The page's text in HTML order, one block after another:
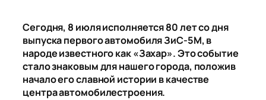
Сегодня, 8 июля исполняется 80 лет со дня
выпуска первого автомобиля ЗиС-5М, в
народе известного как «Захар». Это событие
стало знаковым для нашего города, положив
начало его славной истории в качестве
центра автомобилестроения.